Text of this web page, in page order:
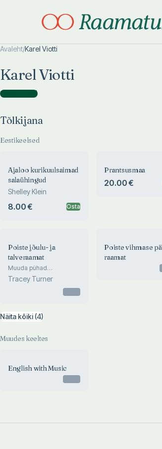
Avaleht/Karel Viotti
Karel Viotti
Tõlkijana )
Tõlkijana
Eestikeelsed
Ajaloo kurikuulsaimad
salaühingud
Shelley Klein
8.00 € Osta
Prantsusmaa
20.00 €
Poiste jõulu- ja
talveraamat
Muuda pühad
meeleolukaks!
Tracey Turner
Poiste vihmase
raamat
Näita kõiki (4)
Muudes keeltes
English with Music